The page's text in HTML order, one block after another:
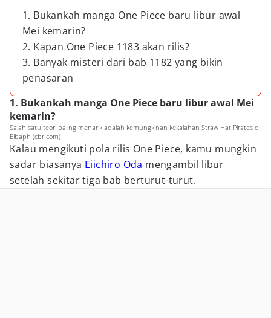
1. Bukankah manga One Piece baru libur awal
Mei kemarin?
2. Kapan One Piece 1183 akan rilis?
3. Banyak misteri dari bab 1182 yang bikin
penasaran
1. Bukankah manga One Piece baru libur awal Mei
kemarin?
Salah satu teori paling menarik adalah kemungkinan kekalahan Straw Hat Pirates di
Elbaph (cbr.com)
Kalau mengikuti pola rilis One Piece, kamu mungkin
sadar biasanya Eiichiro Oda mengambil libur
setelah sekitar tiga bab berturut-turut.